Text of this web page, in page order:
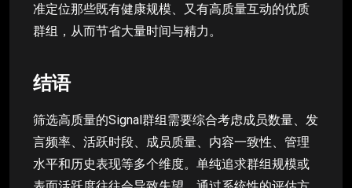
准定位那些既有健康规模、又有高质量互动的优质
群组，从而节省大量时间与精力。
结语
筛选高质量的Signal群组需要综合考虑成员数量、发
言频率、活跃时段、成员质量、内容一致性、管理
水平和历史表现等多个维度。单纯追求群组规模或